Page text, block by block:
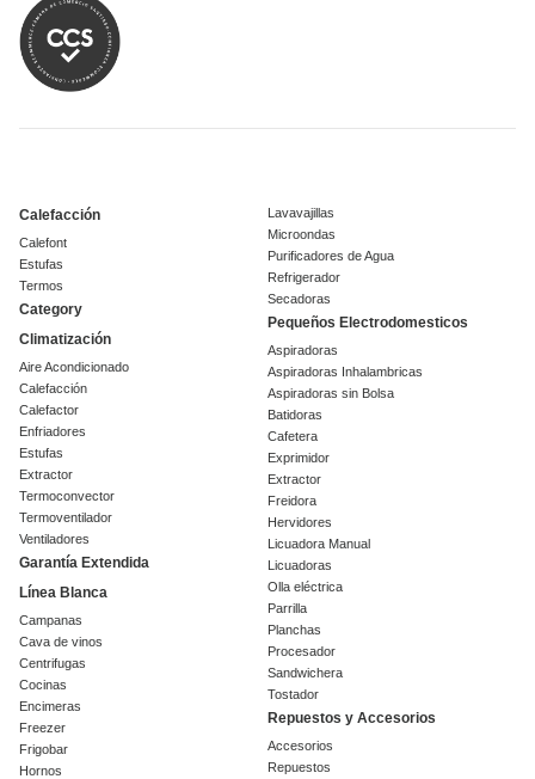
Calefacción
Calefont
Estufas
Termos
Category
Climatización
Aire Acondicionado
Calefacción
Calefactor
Enfriadores
Estufas
Extractor
Termoconvector
Termoventilador
Ventiladores
Garantía Extendida
Línea Blanca
Campanas
Cava de vinos
Centrifugas
Cocinas
Encimeras
Freezer
Frigobar
Hornos
Lavavajillas
Microondas
Purificadores de Agua
Refrigerador
Secadoras
Pequeños Electrodomesticos
Aspiradoras
Aspiradoras Inhalambricas
Aspiradoras sin Bolsa
Batidoras
Cafetera
Exprimidor
Extractor
Freidora
Hervidores
Licuadora Manual
Licuadoras
Olla eléctrica
Parrilla
Planchas
Procesador
Sandwichera
Tostador
Repuestos y Accesorios
Accesorios
Repuestos